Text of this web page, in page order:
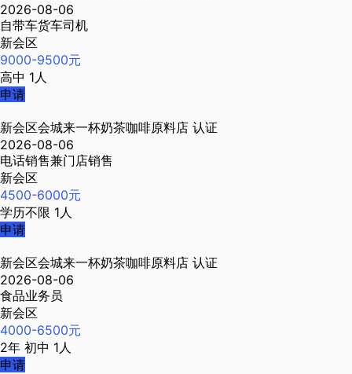
2026-08-06
自带车货车司机
新会区
9000-9500元
高中 1人
申请
新会区会城来一杯奶茶咖啡原料店 认证
2026-08-06
电话销售兼门店销售
新会区
4500-6000元
学历不限 1人
申请
新会区会城来一杯奶茶咖啡原料店 认证
2026-08-06
食品业务员
新会区
4000-6500元
2年 初中 1人
申请